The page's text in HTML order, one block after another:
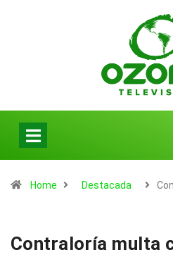
Home Destacada
Contraloría multa